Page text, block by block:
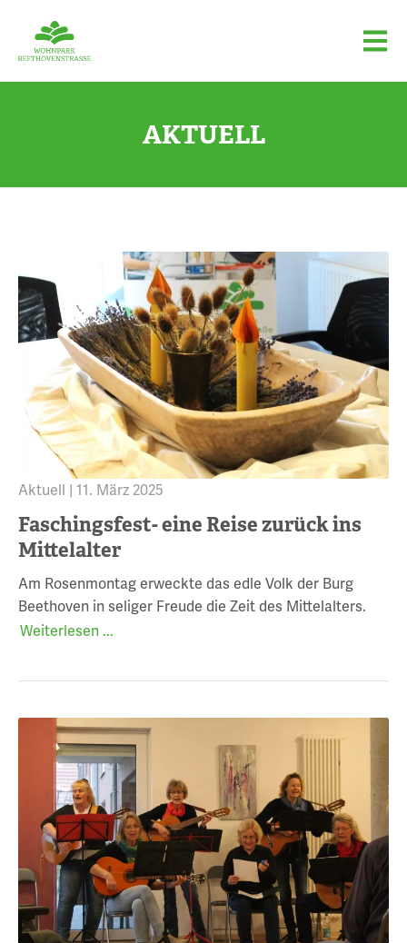
AKTUELL
Aktuell | 11. März 2025
Faschingsfest- eine Reise zurück ins
Mittelalter
Am Rosenmontag erweckte das edle Volk der Burg
Beethoven in seliger Freude die Zeit des Mittelalters.
Weiterlesen ...